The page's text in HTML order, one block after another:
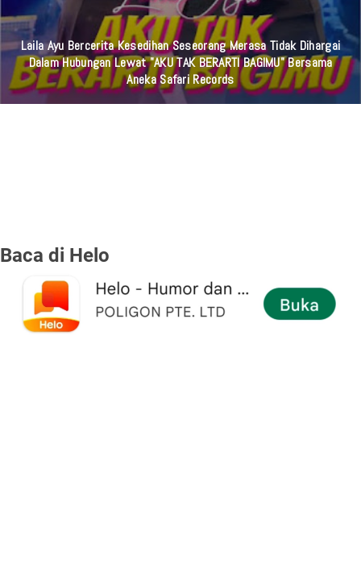
Laila Ayu Bercerita Kesedihan Seseorang Merasa Tidak Dihargai
Dalam Hubungan Lewat "AKU TAK BERARTI BAGIMU" Bersama
Aneka Safari Records
Baca di Helo